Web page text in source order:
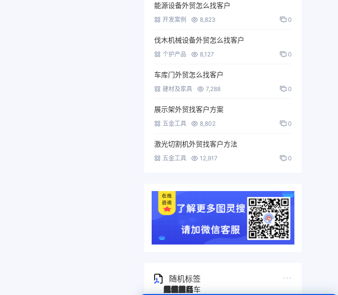
能源设备外贸怎么找客户
开发案例 8,823 0
伐木机械设备外贸怎么找客户
个护产品 8,127 0
车库门外贸怎么找客户
建材及家具 7,288 0
展示架外贸找客户方案
五金工具 8,802 0
激光切割机外贸找客户方法
五金工具 12,917 0
随机标签
图灵搜
电子秤
劳保手套
压缩机
宠物用品
纸袋
塑料袋
箱包
圣诞树
电子烟
集装箱
沙发
户外用品
美容用品
红酒
电动自行车
服装
母婴用品
石材
壁纸
建筑材料